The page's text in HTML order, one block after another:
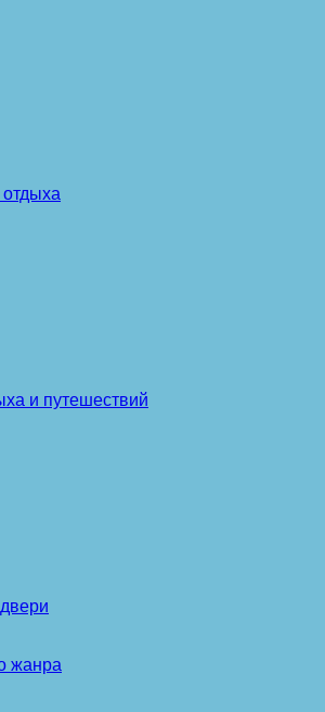
и путешествий
жанра